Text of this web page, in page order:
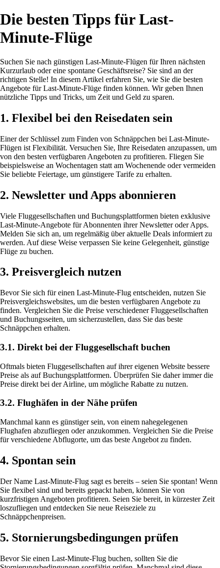
Die besten Tipps für Last-
Minute-Flüge
Suchen Sie nach günstigen Last-Minute-Flügen für Ihren nächsten
Kurzurlaub oder eine spontane Geschäftsreise? Sie sind an der
richtigen Stelle! In diesem Artikel erfahren Sie, wie Sie die besten
Angebote für Last-Minute-Flüge finden können. Wir geben Ihnen
nützliche Tipps und Tricks, um Zeit und Geld zu sparen.
1. Flexibel bei den Reisedaten sein
Einer der Schlüssel zum Finden von Schnäppchen bei Last-Minute-
Flügen ist Flexibilität. Versuchen Sie, Ihre Reisedaten anzupassen, um
von den besten verfügbaren Angeboten zu profitieren. Fliegen Sie
beispielsweise an Wochentagen statt am Wochenende oder vermeiden
Sie beliebte Feiertage, um günstigere Tarife zu erhalten.
2. Newsletter und Apps abonnieren
Viele Fluggesellschaften und Buchungsplattformen bieten exklusive
Last-Minute-Angebote für Abonnenten ihrer Newsletter oder Apps.
Melden Sie sich an, um regelmäßig über aktuelle Deals informiert zu
werden. Auf diese Weise verpassen Sie keine Gelegenheit, günstige
Flüge zu buchen.
3. Preisvergleich nutzen
Bevor Sie sich für einen Last-Minute-Flug entscheiden, nutzen Sie
Preisvergleichswebsites, um die besten verfügbaren Angebote zu
finden. Vergleichen Sie die Preise verschiedener Fluggesellschaften
und Buchungsseiten, um sicherzustellen, dass Sie das beste
Schnäppchen erhalten.
3.1. Direkt bei der Fluggesellschaft buchen
Oftmals bieten Fluggesellschaften auf ihrer eigenen Website bessere
Preise als auf Buchungsplattformen. Überprüfen Sie daher immer die
Preise direkt bei der Airline, um mögliche Rabatte zu nutzen.
3.2. Flughäfen in der Nähe prüfen
Manchmal kann es günstiger sein, von einem nahegelegenen
Flughafen abzufliegen oder anzukommen. Vergleichen Sie die Preise
für verschiedene Abflugorte, um das beste Angebot zu finden.
4. Spontan sein
Der Name Last-Minute-Flug sagt es bereits – seien Sie spontan! Wenn
Sie flexibel sind und bereits gepackt haben, können Sie von
kurzfristigen Angeboten profitieren. Seien Sie bereit, in kürzester Zeit
loszufliegen und entdecken Sie neue Reiseziele zu
Schnäppchenpreisen.
5. Stornierungsbedingungen prüfen
Bevor Sie einen Last-Minute-Flug buchen, sollten Sie die